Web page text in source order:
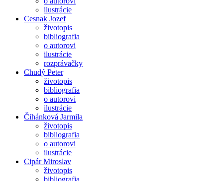
ilustrácie
Cesnak Jozef
životopis
bibliografia
o autorovi
ilustrácie
rozprávačky
Chudý Peter
životopis
bibliografia
o autorovi
ilustrácie
Čihánková Jarmila
životopis
bibliografia
o autorovi
ilustrácie
Cipár Miroslav
životopis
bibliografia